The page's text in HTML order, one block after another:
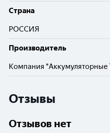
Cтрана
РОССИЯ
Производитель
Компания "Аккумуляторные
Отзывы
Отзывов нет